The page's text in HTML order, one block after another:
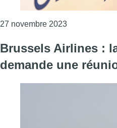
27 novembre 2023Consulter
Brussels Airlines :
demande une